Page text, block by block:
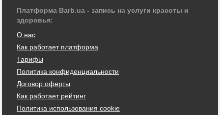
Платформа Barb.ua - запись на услуги красоты и
здоровья:
О нас
Как работает платформа
Тарифы
Политика конфиденциальности
Договор оферты
Как работает рейтинг
Политика использования cookie